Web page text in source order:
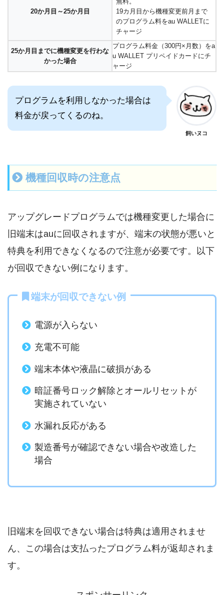
20か月目～25か月目
19カ月目から機種変更前月まで
のプログラム料をau WALLETに
チャージ
25か月目までに機種変更を行わな
かった場合
プログラム料金（300円×月数）をa
u WALLET プリペイドカードにチ
ャージ
プログラムを利用しなかった場合は
料金が戻ってくるのね。
飼いヌコ
機種回収時の注意点
アップグレードプログラムでは機種変更した場合に
旧端末はauに回収されますが、端末の状態が悪いと
特典を利用できなくなるので注意が必要です。以下
が回収できない例になります。
端末が回収できない例
電源が入らない
充電不可能
端末本体や液晶に破損がある
暗証番号ロック解除とオールリセットが
実施されていない
水漏れ反応がある
製造番号が確認できない場合や改造した
場合
旧端末を回収できない場合は特典は適用されませ
ん、この場合は支払ったプログラム料が返却されま
す。